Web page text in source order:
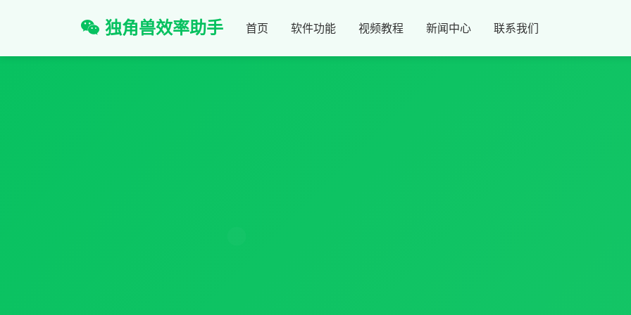
独角兽效率助手 首页 软件功能 视频教程 新闻中心 联系我们